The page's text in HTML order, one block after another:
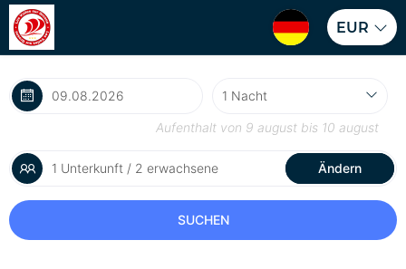
EUR
Aufenthalt von 9 august bis 10 august
1 Unterkunft / 2 erwachsene Ändern